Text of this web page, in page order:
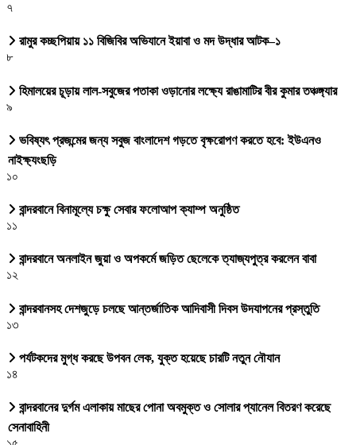
৭
রামুর কচ্ছপিয়ায় ১১ বিজিবির অভিযানে ইয়াবা ও মদ উদ্ধার আটক–১
৮
হিমালয়ের চূড়ায় লাল-সবুজের পতাকা ওড়ানোর লক্ষ্যে রাঙামাটির বীর কুমার তঞ্চঙ্গ্যার
৯
ভবিষ্যৎ প্রজন্মের জন্য সবুজ বাংলাদেশ গড়তে বৃক্ষরোপণ করতে হবে: ইউএনও
নাইক্ষ্যংছড়ি
১০
বান্দরবানে বিনামূল্যে চক্ষু সেবার ফলোআপ ক্যাম্প অনুষ্ঠিত
১১
বান্দরবানে অনলাইন জুয়া ও অপকর্মে জড়িত ছেলেকে ত্যাজ্যপুত্র করলেন বাবা
১২
বান্দরবানসহ দেশজুড়ে চলছে আন্তর্জাতিক আদিবাসী দিবস উদযাপনের প্রস্তুতি
১৩
পর্যটকদের মুগ্ধ করছে উপবন লেক, যুক্ত হয়েছে চারটি নতুন নৌযান
১৪
বান্দরবানের দুর্গম এলাকায় মাছের পোনা অবমুক্ত ও সোলার প্যানেল বিতরণ করেছে
সেনাবাহিনী